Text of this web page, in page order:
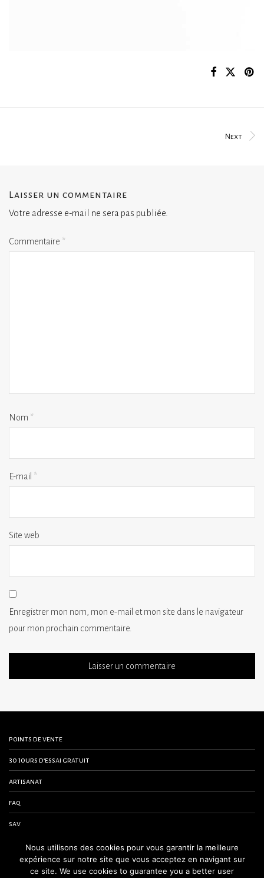
Next
Laisser un commentaire
Votre adresse e-mail ne sera pas publiée.
Commentaire *
Nom *
E-mail *
Site web
Enregistrer mon nom, mon e-mail et mon site dans le navigateur
pour mon prochain commentaire.
points de vente
30 jours d’essai gratuit
artisanat
faq
sav
contactez-nous
conditions générales de vente
Nous utilisons des cookies pour vous garantir la meilleure
expérience sur notre site que vous acceptez en navigant sur
ce site. We use cookies to guarantee you a better user